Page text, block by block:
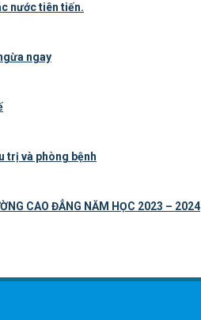
nước tiên tiến.
ngay
trị và phòng bệnh
CAO ĐẲNG NĂM HỌC 2023 – 2024